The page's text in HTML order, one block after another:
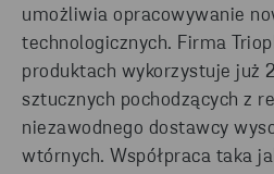
umożliwia opracowywanie
technologicznych. Firma
produktach wykorzystuje już
sztucznych pochodzących z
niezawodnego dostawcy
wtórnych. Współpraca taka